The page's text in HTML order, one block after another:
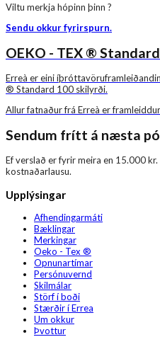
Viltu merkja hópinn þinn ?
Sendu okkur fyrirspurn.
OEKO - TEX ®
Erreà er eini
® Standard 100 skilyrði.
Allur fatnaður frá Erreà er
Sendum frítt á næsta
Ef verslað er fyrir meira en 15.000
kostnaðarlausu.
Upplýsingar
Afhendingarmáti
Bæklingar
Merkingar
Oeko - Tex ®
Opnunartímar
Persónuvernd
Skilmálar
Störf í boði
Stærðir í Errea
Um okkur
Þvottur